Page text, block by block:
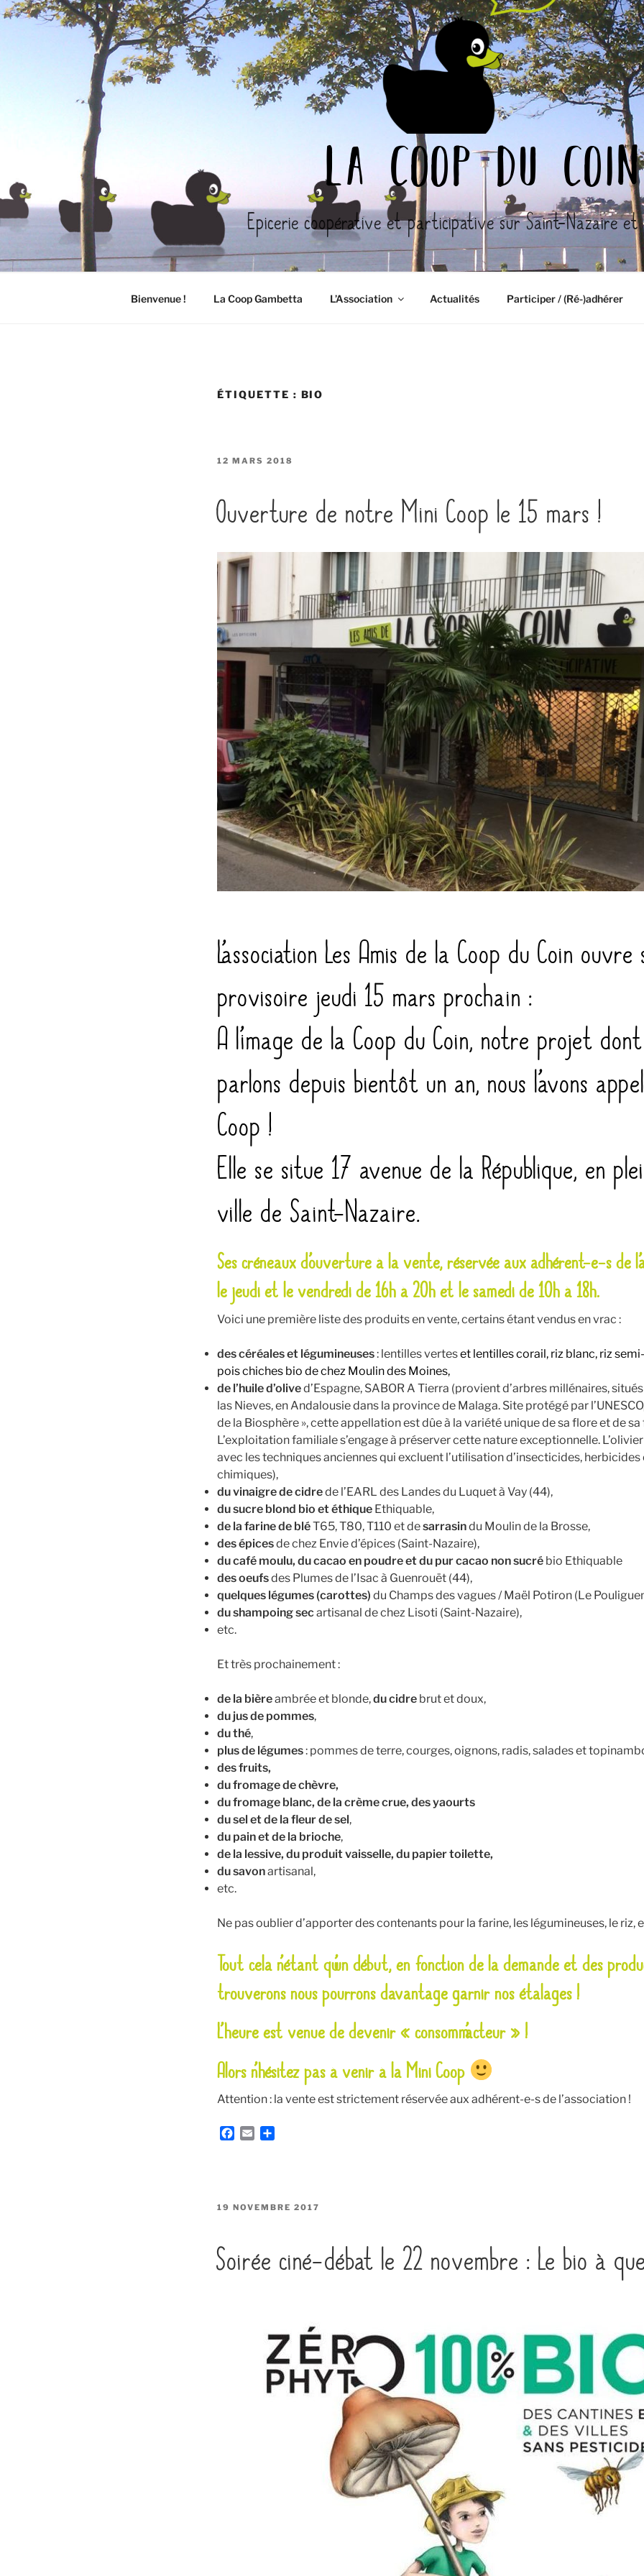
Aller
la coop du coin
Epicerie coopérative et participative sur Saint-Nazaire et
Bienvenue ! La Coop Gambetta L’Association Actualités Participer / (Ré-)adhérer
ÉTIQUETTE : BIO
PUBLIÉ
12 MARS 2018
Ouverture de notre Mini Coop le 15 mars !
L’association Les Amis de la Coop du Coin
provisoire jeudi 15 mars prochain :
A l’image de la Coop du Coin, notre projet
parlons depuis bientôt un an, nous l’avons
Coop !
Elle se situe 17 avenue de la République, en
ville de Saint-Nazaire.
Ses créneaux d’ouverture à la vente, réservée aux adhérent-e-s de
le jeudi et le vendredi de 16h à 20h et le samedi de 10h à 18h.
Voici une première liste des produits en vente, certains étant vendus en vrac :
des céréales et légumineuses: lentilles verteset lentilles corail, riz blanc, riz
pois chiches bio de chez Moulin des Moines,
de l’huile d’olived’Espagne, SABOR A Tierra (provient d’arbres millénaires,
las Nieves, en Andalousie dans la province de Malaga. Site protégé par
de la Biosphère », cette appellation est dûe à la variété unique de sa flore et de sa
L’exploitation familiale s’engage à préserver cette nature exceptionnelle.
avec les techniques anciennes qui excluent l’utilisation d’insecticides, herbicides
chimiques),
du vinaigre de cidrede l’EARL des Landes du Luquet à Vay (44),
du sucre blond bio et éthique Ethiquable,
de la farine de bléT65, T80, T110 et desarrasindu Moulin de la Brosse,
des épicesde chez Envie d’épices (Saint-Nazaire),
du café moulu, du cacao en poudre et du pur cacao non sucré bio Ethiquable
des oeufsdes Plumes de l’Isac à Guenrouët (44),
quelques légumes (carottes) du Champs des vagues / Maël Potiron (Le
du shampoing secartisanal de chez Lisoti (Saint-Nazaire),
etc.
Et très prochainement :
de la bièreambrée et blonde,du cidre brut et doux,
du jus de pommes,
du thé,
plus de légumes: pommes de terre, courges, oignons, radis, salades et
des fruits,
du fromage de chèvre,
du fromage blanc, de la crème crue, des yaourts
du sel et de la fleur de sel,
du painet de la brioche,
de la lessive, du produit vaisselle, du papier toilette,
du savonartisanal,
etc.
Ne pas oublier d’apporter des contenants pour la farine, les légumineuses, le riz,
Tout cela n’étant qu’un début, en fonction de la demande et des
trouverons nous pourrons davantage garnir nos étalages !
L’heure est venue de devenir « consomm’acteur » !
Alors n’hésitez pas à venir à la Mini Coop
Attention : la vente est strictement réservée aux adhérent-e-s de l’association !
o
g
PUBLIÉ
19 NOVEMBRE 2017
Soirée ciné-débat le 22 novembre : Le bio à